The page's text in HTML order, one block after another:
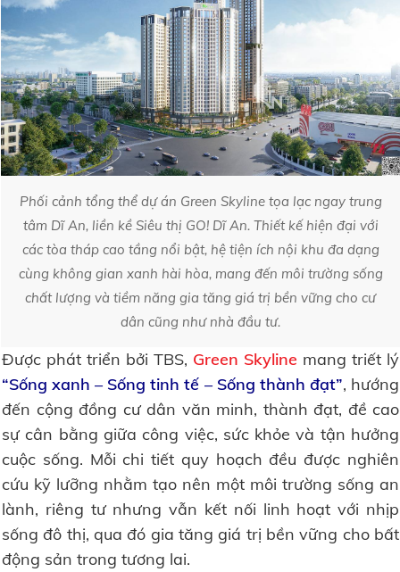
Phối cảnh tổng thể dự án Green Skyline tọa lạc ngay trung
tâm Dĩ An, liền kề Siêu thị GO! Dĩ An. Thiết kế hiện đại với
các tòa tháp cao tầng nổi bật, hệ tiện ích nội khu đa dạng
cùng không gian xanh hài hòa, mang đến môi trường sống
chất lượng và tiềm năng gia tăng giá trị bền vững cho cư
dân cũng như nhà đầu tư.
Được phát triển bởi TBS, Green Skyline mang triết lý
“Sống xanh – Sống tinh tế – Sống thành đạt”, hướng
đến cộng đồng cư dân văn minh, thành đạt, đề cao
sự cân bằng giữa công việc, sức khỏe và tận hưởng
cuộc sống. Mỗi chi tiết quy hoạch đều được nghiên
cứu kỹ lưỡng nhằm tạo nên một môi trường sống an
lành, riêng tư nhưng vẫn kết nối linh hoạt với nhịp
sống đô thị, qua đó gia tăng giá trị bền vững cho bất
động sản trong tương lai.